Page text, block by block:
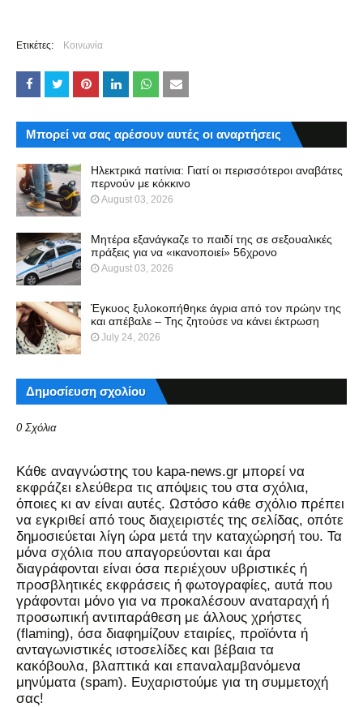
Ετικέτες: Κοινωνία
Μπορεί να σας αρέσουν αυτές οι αναρτήσεις
Ηλεκτρικά πατίνια: Γιατί οι περισσότεροι αναβάτες
περνούν με κόκκινο
August 03, 2026
Μητέρα εξανάγκαζε το παιδί της σε σεξουαλικές
πράξεις για να «ικανοποιεί» 56χρονο
August 03, 2026
Έγκυος ξυλοκοπήθηκε άγρια από τον πρώην της
και απέβαλε – Της ζητούσε να κάνει έκτρωση
July 24, 2026
Δημοσίευση σχολίου
0 Σχόλια
Kάθε αναγνώστης του kapa-news.gr μπορεί να
εκφράζει ελεύθερα τις απόψεις του στα σχόλια,
όποιες κι αν είναι αυτές. Ωστόσο κάθε σχόλιο πρέπει
να εγκριθεί από τους διαχειριστές της σελίδας, οπότε
δημοσιεύεται λίγη ώρα μετά την καταχώρησή του. Τα
μόνα σχόλια που απαγορεύονται και άρα
διαγράφονται είναι όσα περιέχουν υβριστικές ή
προσβλητικές εκφράσεις ή φωτογραφίες, αυτά που
γράφονται μόνο για να προκαλέσουν αναταραχή ή
προσωπική αντιπαράθεση με άλλους χρήστες
(flaming), όσα διαφημίζουν εταιρίες, προϊόντα ή
ανταγωνιστικές ιστοσελίδες και βέβαια τα
κακόβουλα, βλαπτικά και επαναλαμβανόμενα
μηνύματα (spam). Ευχαριστούμε για τη συμμετοχή
σας!